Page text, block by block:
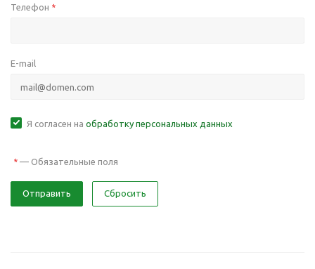
Телефон *
E-mail
Я согласен на обработку персональных данных
* — Обязательные поля
Отправить Сбросить